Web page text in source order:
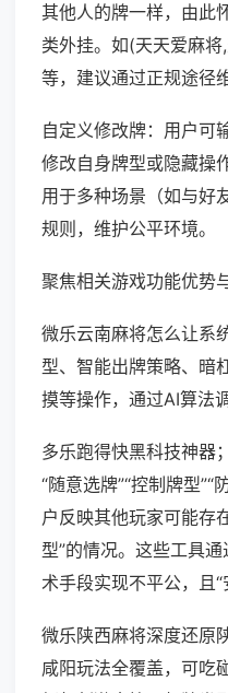
其他人的牌一样，由此
类外挂。如(天天爱麻
等，建议通过正规途径
自定义修改牌：用户可
修改自身牌型或隐藏操
用于多种场景（如与好
规则，维护公平环境。
聚焦相关游戏功能优势
微乐云南麻将怎么让系
型、智能出牌策略、暗
摸等操作，通过AI算法
多乐跑得快黑科技神器
“随意选牌”“控制牌型”“
户反映其他玩家可能存
型”的情况。这些工具
术手段实现不平公，且“
微乐陕西麻将深度还原
咸阳玩法全覆盖，可吃